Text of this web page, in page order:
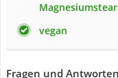
vegan
Fragen und